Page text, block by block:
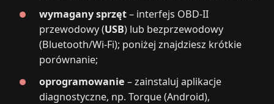
wymagany sprzęt– interfejs OBD‑II
przewodowy (USB) lub bezprzewodowy
(Bluetooth/Wi‑Fi); poniżej znajdziesz krótkie
porównanie;
oprogramowanie – zainstaluj aplikacje
diagnostyczne, np. Torque (Android),